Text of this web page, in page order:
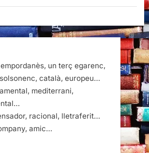
dignitat
un terç egarenc,
català, europeu…
mediterrani,
racional, lletraferit…
amic…